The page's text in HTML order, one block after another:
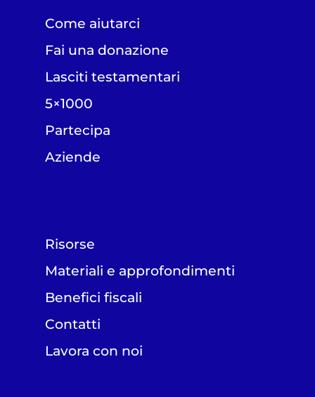
Come aiutarci
Fai una donazione
Lasciti testamentari
5×1000
Partecipa
Aziende
Risorse
Materiali e approfondimenti
Benefici fiscali
Contatti
Lavora con noi